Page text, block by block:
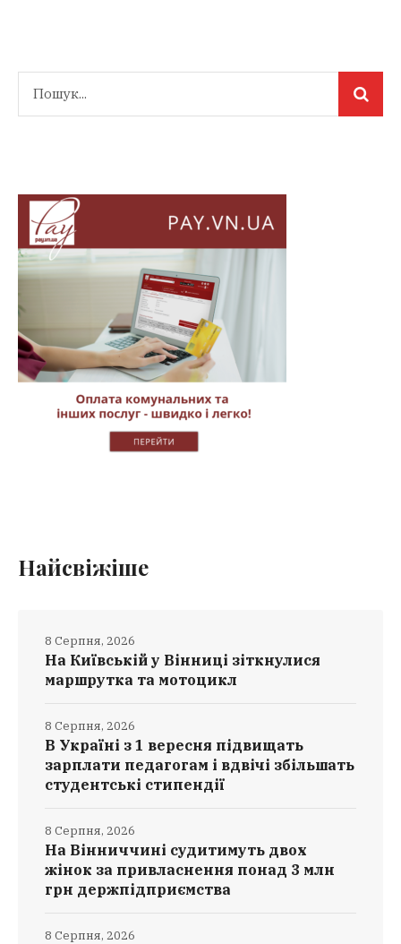
Найсвіжіше
На Київській у Вінниці зіткнулися
маршрутка та мотоцикл
8 Серпня, 2026
В Україні з 1 вересня підвищать
зарплати педагогам і вдвічі збільшать
студентські стипендії
8 Серпня, 2026
На Вінниччині судитимуть двох
жінок за привласнення понад 3 млн
грн держпідприємства
8 Серпня, 2026
8 Серпня, 2026